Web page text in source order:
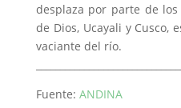
desplaza por parte de
de Dios, Ucayali y Cusco,
vaciante del río.
Fuente: ANDINA